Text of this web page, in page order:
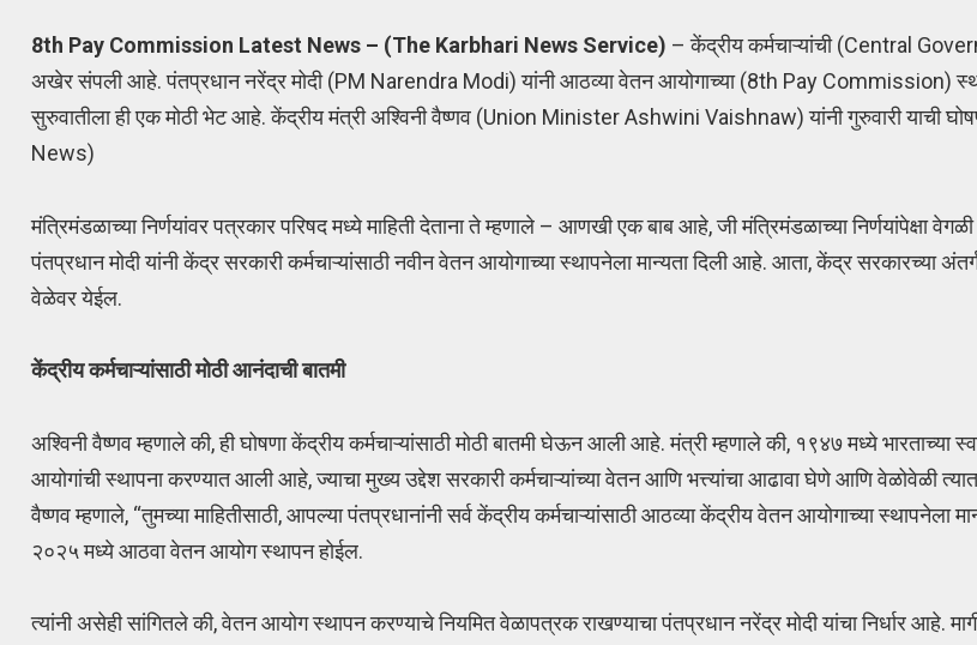
8th Pay Commission Latest News – (The Karbhari News Service) – केंद्रीय कर्मचाऱ्यांची (Central
अखेर संपली आहे. पंतप्रधान नरेंद्र मोदी (PM Narendra Modi) यांनी आठव्या वेतन आयोगाच्या (8th Pay Commission)
सुरुवातीला ही एक मोठी भेट आहे. केंद्रीय मंत्री अश्विनी वैष्णव (Union Minister Ashwini Vaishnaw) यांनी गुरुवारी याची
News)
मंत्रिमंडळाच्या निर्णयांवर पत्रकार परिषद मध्ये माहिती देताना ते म्हणाले – आणखी एक बाब आहे, जी मंत्रिमंडळाच्या निर्णयांपेक्षा
पंतप्रधान मोदी यांनी केंद्र सरकारी कर्मचाऱ्यांसाठी नवीन वेतन आयोगाच्या स्थापनेला मान्यता दिली आहे. आता, केंद्र सरकारच्या
वेळेवर येईल.
केंद्रीय कर्मचाऱ्यांसाठी मोठी आनंदाची बातमी
अश्विनी वैष्णव म्हणाले की, ही घोषणा केंद्रीय कर्मचाऱ्यांसाठी मोठी बातमी घेऊन आली आहे. मंत्री म्हणाले की, १९४७ मध्ये भारताच्या
आयोगांची स्थापना करण्यात आली आहे, ज्याचा मुख्य उद्देश सरकारी कर्मचाऱ्यांच्या वेतन आणि भत्त्यांचा आढावा घेणे आणि वेळोवेळी
वैष्णव म्हणाले, “तुमच्या माहितीसाठी, आपल्या पंतप्रधानांनी सर्व केंद्रीय कर्मचाऱ्यांसाठी आठव्या केंद्रीय वेतन आयोगाच्या स्थापनेला
२०२५ मध्ये आठवा वेतन आयोग स्थापन होईल.
त्यांनी असेही सांगितले की, वेतन आयोग स्थापन करण्याचे नियमित वेळापत्रक राखण्याचा पंतप्रधान नरेंद्र मोदी यांचा निर्धार आहे.